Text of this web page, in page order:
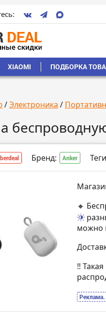
XIAOMI ПОДБОРКА
/Электроника /
Бренд: Anker
🔸
можно
‼️